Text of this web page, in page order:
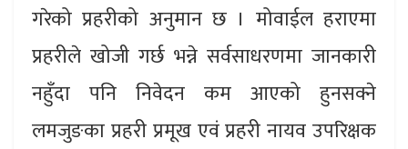
गरेको प्रहरीको अनुमान छ । मोवाईल हराएमा
प्रहरीले खोजी गर्छ भन्ने सर्वसाधरणमा जानकारी
नहुँदा पनि निवेदन कम आएको हुनसक्ने
लमजुङका प्रहरी प्रमूख एवं प्रहरी नायव उपरिक्षक